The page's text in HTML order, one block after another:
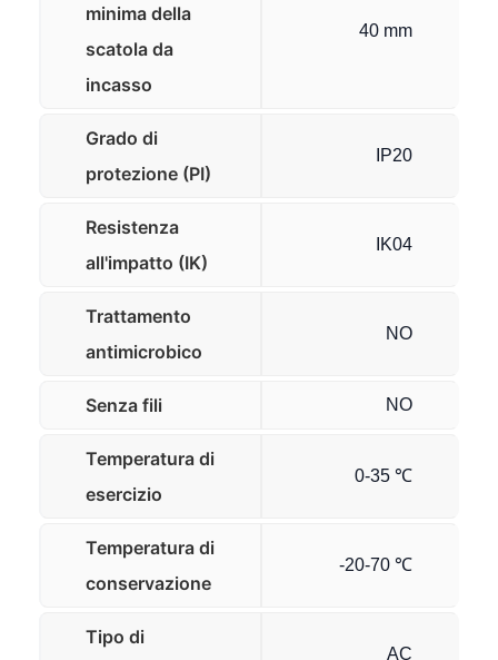
minima della
scatola da
incasso
40 mm
Grado di
protezione (PI)
IP20
Resistenza
all'impatto (IK)
IK04
Trattamento
antimicrobico
NO
Senza fili NO
Temperatura di
esercizio
0-35 ℃
Temperatura di
conservazione
-20-70 ℃
Tipo di
AC